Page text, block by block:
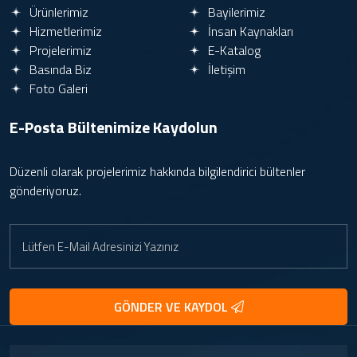
Havuz Temizliğinde Zirve: Scuba S1 Pro
Yangına Karşı En Yakın Çözüm: Evinizdeki
Ürünlerimiz
Hizmetlerimiz
Projelerimiz
Basında Biz
Foto Galeri
Bayilerimiz
İnsan Kaynakları
E-Katalog
İletişim
E-Posta BültenimizeKaydolun
Düzenli olarak projelerimiz hakkında bilgilendirici bültenler
gönderiyoruz.
GÖNDER VE KAYDOL